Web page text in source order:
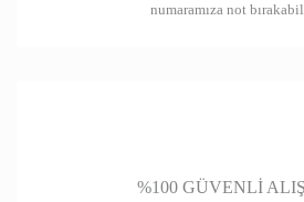
numaramıza not
%100 GÜVENLİ